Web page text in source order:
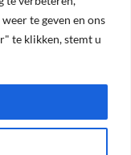
te geven en ons
te klikken, stemt u